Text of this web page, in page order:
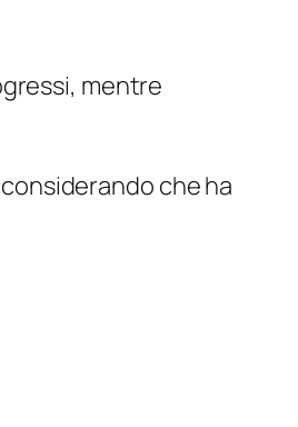
mentre
che ha